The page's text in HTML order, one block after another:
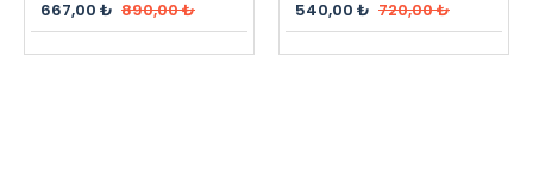
667,00 ₺ 890,00 ₺ 540,00 ₺ 720,00 ₺